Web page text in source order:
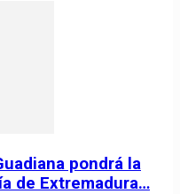
pondrá la
de Extremadura…